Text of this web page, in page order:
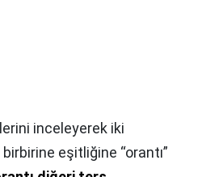
inceleyerek iki
eşitliğine “orantı”